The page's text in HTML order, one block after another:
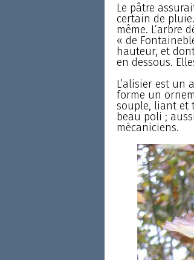
Le pâtre
certain de
même. L’arbre
« de
hauteur, et
en dessous.
L’alisier est un
forme un
souple, liant et
beau poli ;
mécaniciens.